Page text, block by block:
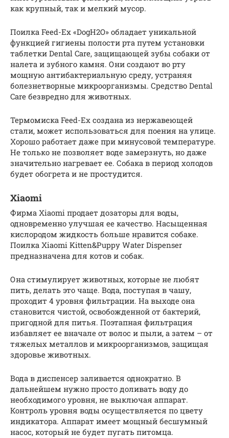
как крупный, так и мелкий мусор.
Поилка Feed-Ex «DogH2O» обладает уникальной
функцией гигиены полости рта путем установки
таблетки Dental Care, защищающей зубы собаки от
налета и зубного камня. Они создают во рту
мощную антибактериальную среду, устраняя
болезнетворные микроорганизмы. Средство Dental
Care безвредно для животных.
Термомиска Feed-Ex создана из нержавеющей
стали, может использоваться для поения на улице.
Хорошо работает даже при минусовой температуре.
Не только не позволяет воде замерзнуть, но даже
значительно нагревает ее. Собака в период холодов
будет обогрета и не простудится.
Xiaomi
Фирма Xiaomi продает дозаторы для воды,
одновременно улучшая ее качество. Насыщенная
кислородом жидкость больше нравится собаке.
Поилка Xiaomi Kitten&Puppy Water Dispenser
предназначена для котов и собак.
Она стимулирует животных, которые не любят
пить, делать это чаще. Вода, поступая в чашу,
проходит 4 уровня фильтрации. На выходе она
становится чистой, освобожденной от бактерий,
пригодной для питья. Поэтапная фильтрация
избавляет ее вначале от волос и пыли, а затем – от
тяжелых металлов и микроорганизмов, защищая
здоровье животных.
Вода в диспенсер заливается однократно. В
дальнейшем нужно просто доливать воду до
необходимого уровня, не выключая аппарат.
Контроль уровня воды осуществляется по цвету
индикатора. Аппарат имеет мощный бесшумный
насос, который не будет пугать питомца.